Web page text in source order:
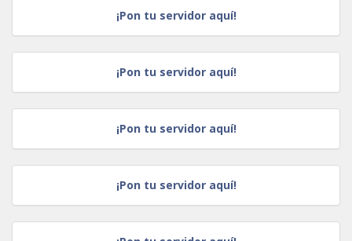
¡Pon tu servidor aquí!
¡Pon tu servidor aquí!
¡Pon tu servidor aquí!
¡Pon tu servidor aquí!